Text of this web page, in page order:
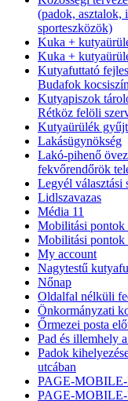
(padok, asztalok,
sporteszközök)
Kuka +
Kuka +
Kutyafuttató
Budafok
Kutyapiszok
Rétköz felöli
Kutyaürülék
Lakásügynökség
Lakó-pihenő
fekvőrendőrök
Legyél választási
Lidlszavazas
Média 11
Mobilitási pontok
Mobilitási pontok
My account
Nagytestű
Nőnap
Oldalfal nélküli
Önkormányzati
Őrmezei posta
Pad és illemhely
Padok
utcában
PAGE-
PAGE-